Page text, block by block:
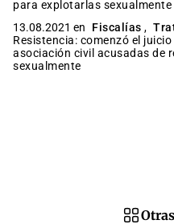
para explotarlas sexualmente
13.08.2021 en
Fiscalías ,
Resistencia: comenzó el
asociación civil acusadas de
sexualmente